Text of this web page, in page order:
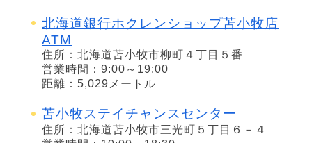
北海道銀行ホクレンショップ苫小牧店
ATM
住所：北海道苫小牧市柳町４丁目５番
営業時間：9:00～19:00
距離：5,029メートル
苫小牧ステイチャンスセンター
住所：北海道苫小牧市三光町５丁目６－４